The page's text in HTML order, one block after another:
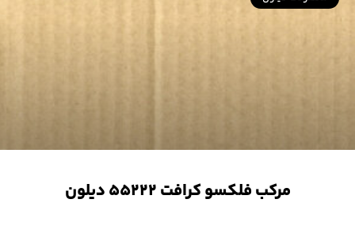
مرکب فلکسو کرافت ۵۵۲۲۲ دیلون